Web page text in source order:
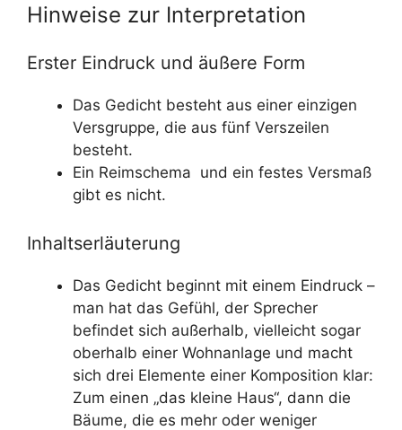
Hinweise zur Interpretation
Erster Eindruck und äußere Form
Das Gedicht besteht aus einer einzigen
Versgruppe, die aus fünf Verszeilen
besteht.
Ein Reimschema und ein festes Versmaß
gibt es nicht.
Inhaltserläuterung
Das Gedicht beginnt mit einem Eindruck –
man hat das Gefühl, der Sprecher
befindet sich außerhalb, vielleicht sogar
oberhalb einer Wohnanlage und macht
sich drei Elemente einer Komposition klar:
Zum einen „das kleine Haus“, dann die
Bäume, die es mehr oder weniger